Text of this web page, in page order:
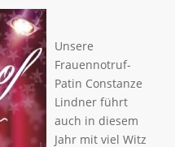
Unsere
Frauennotruf-
Patin Constanze
Lindner führt
auch in diesem
Jahr mit viel Witz